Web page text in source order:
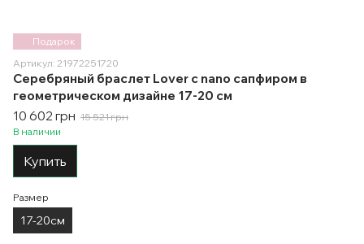
Подарок
Артикул: 21972251720
Серебряный браслет Lover с nano сапфиром в
геометрическом дизайне 17-20 см
10 602 грн 15 521 грн
В наличии
Купить
Размер
17-20см